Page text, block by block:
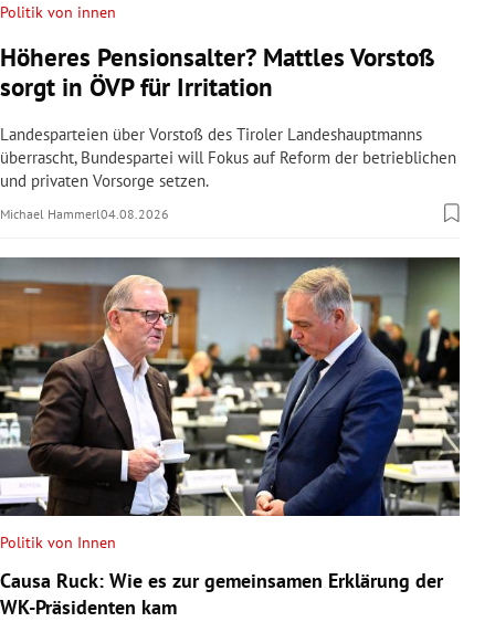
Politik von innen
Höheres Pensionsalter? Mattles Vorstoß
sorgt in ÖVP für Irritation
Landesparteien über Vorstoß des Tiroler Landeshauptmanns
überrascht, Bundespartei will Fokus auf Reform der betrieblichen
und privaten Vorsorge setzen.
Michael Hammerl04.08.2026
Politik von Innen
Causa Ruck: Wie es zur gemeinsamen Erklärung der
WK-Präsidenten kam